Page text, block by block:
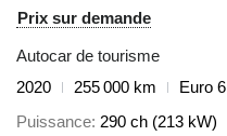
Prix sur demande
Autocar de tourisme
2020
255 000 km
Euro 6
Puissance 290 ch (213 kW)